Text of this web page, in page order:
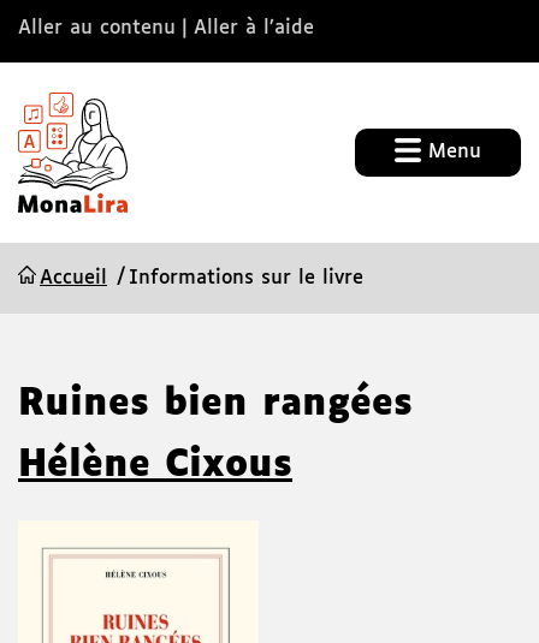
Aller au contenu Aller à l’aide
Menu
Accueil Informations sur le livre
Ruines bien rangées
Hélène Cixous